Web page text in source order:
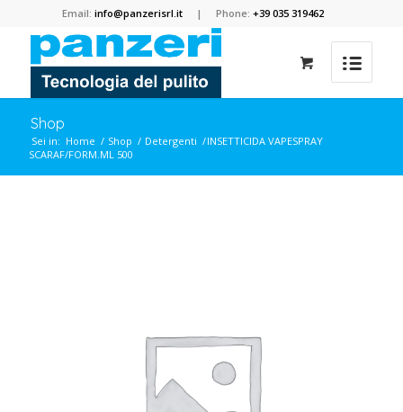
Email:info@panzerisrl.it | Phone:+39 035 319462
Shop
Sei in: Home / Shop / Detergenti /INSETTICIDA VAPESPRAY
SCARAF/FORM.ML 500